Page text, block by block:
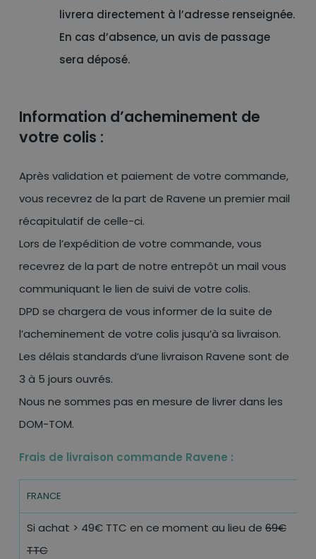
livrera directement à l’adresse renseignée.
En cas d’absence, un avis de passage
sera déposé.
Information d’acheminement de
votre colis :
Après validation et paiement de votre commande,
vous recevrez de la part de Ravene un premier mail
récapitulatif de celle-ci.
Lors de l’expédition de votre commande, vous
recevrez de la part de notre entrepôt un mail vous
communiquant le lien de suivi de votre colis.
DPD se chargera de vous informer de la suite de
l’acheminement de votre colis jusqu’à sa livraison.
Les délais standards d’une livraison Ravene sont de
3 à 5 jours ouvrés.
Nous ne sommes pas en mesure de livrer dans les
DOM-TOM.
Frais de livraison commande Ravene :
FRANCE
Si achat > 49€ TTC en ce moment au lieu de 69€
TTC